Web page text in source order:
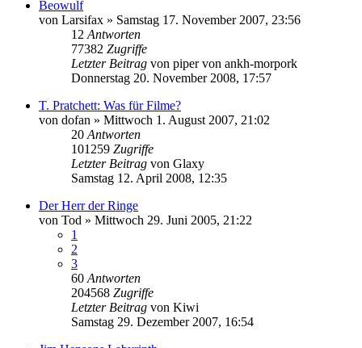
Beowulf
von Larsifax » Samstag 17. November 2007, 23:56
12 Antworten
77382 Zugriffe
Letzter Beitrag von piper von ankh-morpork
Donnerstag 20. November 2008, 17:57
T. Pratchett: Was für Filme?
von dofan » Mittwoch 1. August 2007, 21:02
20 Antworten
101259 Zugriffe
Letzter Beitrag von Glaxy
Samstag 12. April 2008, 12:35
Der Herr der Ringe
von Tod » Mittwoch 29. Juni 2005, 21:22
1
2
3
60 Antworten
204568 Zugriffe
Letzter Beitrag von Kiwi
Samstag 29. Dezember 2007, 16:54